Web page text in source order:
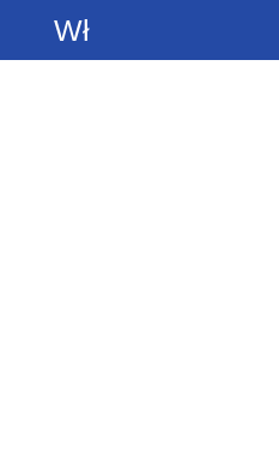
Włącz
powiadomienia